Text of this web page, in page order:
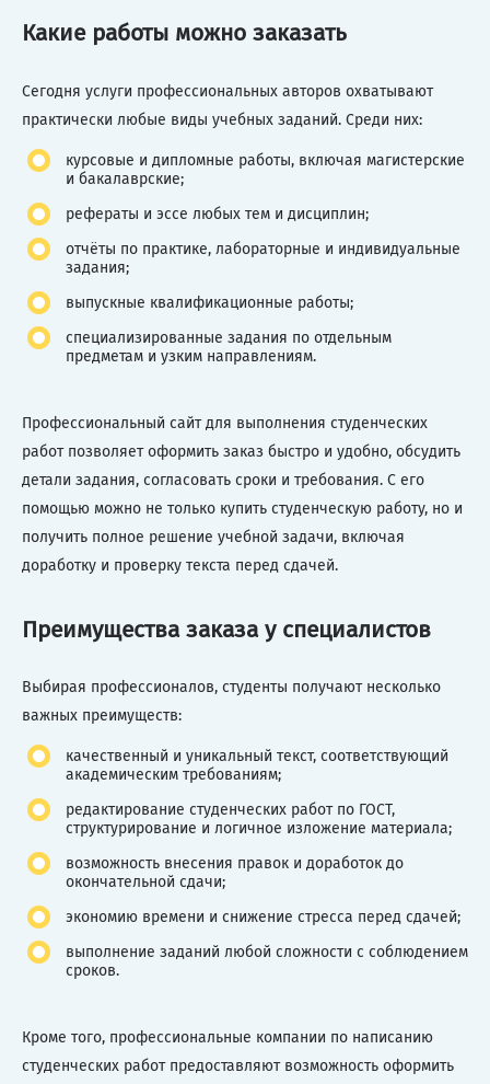
Какие работы можно заказать
Сегодня услуги профессиональных авторов охватывают
практически любые виды учебных заданий. Среди них:
курсовые и дипломные работы, включая магистерские
и бакалаврские;
рефераты и эссе любых тем и дисциплин;
отчёты по практике, лабораторные и индивидуальные
задания;
выпускные квалификационные работы;
специализированные задания по отдельным
предметам и узким направлениям.
Профессиональный сайт для выполнения студенческих
работ позволяет оформить заказ быстро и удобно, обсудить
детали задания, согласовать сроки и требования. С его
помощью можно не только купить студенческую работу, но и
получить полное решение учебной задачи, включая
доработку и проверку текста перед сдачей.
Преимущества заказа у специалистов
Выбирая профессионалов, студенты получают несколько
важных преимуществ:
качественный и уникальный текст, соответствующий
академическим требованиям;
редактирование студенческих работ по ГОСТ,
структурирование и логичное изложение материала;
возможность внесения правок и доработок до
окончательной сдачи;
экономию времени и снижение стресса перед сдачей;
выполнение заданий любой сложности с соблюдением
сроков.
Кроме того, профессиональные компании по написанию
студенческих работ предоставляют возможность оформить